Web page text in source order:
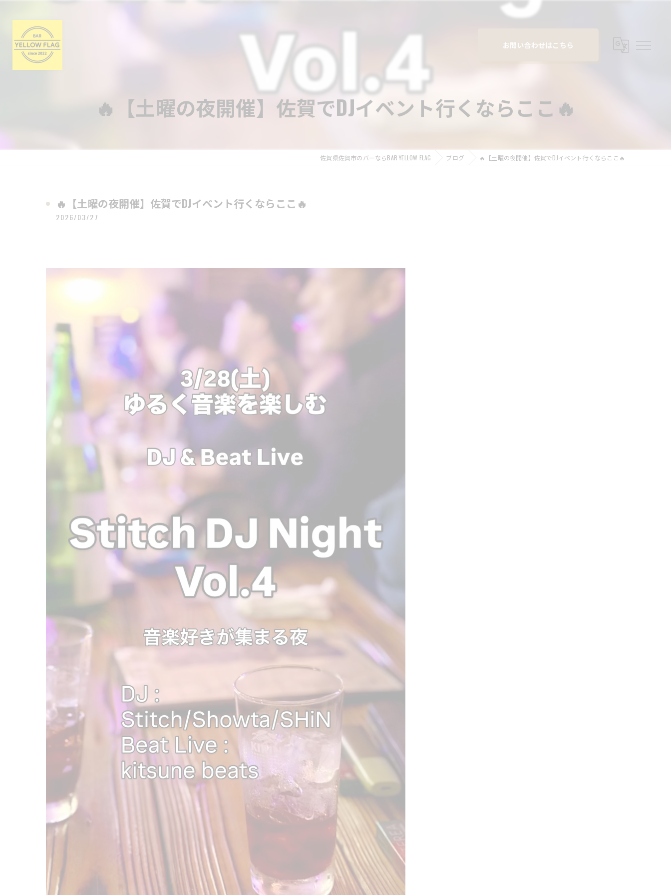
お問い合わせはこちら
🔥【土曜の夜開催】佐賀でDJイベント行くならここ🔥
佐賀県佐賀市のバーならBAR YELLOW FLAG ブログ 🔥【土曜の夜開催】佐賀でDJイベント行くならここ🔥
🔥【土曜の夜開催】佐賀でDJイベント行くならここ🔥
2026/03/27